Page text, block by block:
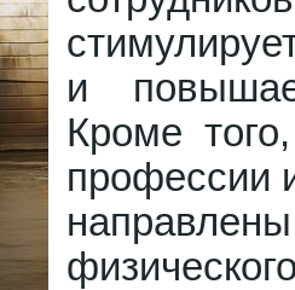
и
Кроме
профессии